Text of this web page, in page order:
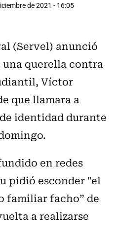
de 2021 - 16:05
(Servel) anunció
querella contra
Víctor
que llamara a
identidad durante
en redes
pidió esconder "el
familiar facho” de
a realizarse